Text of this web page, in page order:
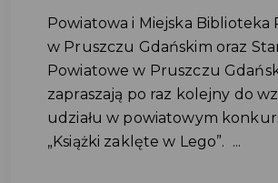
Powiatowa i Miejska Biblioteka
w Pruszczu Gdańskim oraz
Powiatowe w Pruszczu
zapraszają po raz kolejny do
udziału w powiatowym
„Książki zaklęte w Lego”. ...